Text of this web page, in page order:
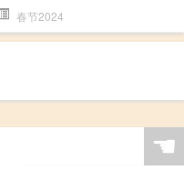
春节2024
☚